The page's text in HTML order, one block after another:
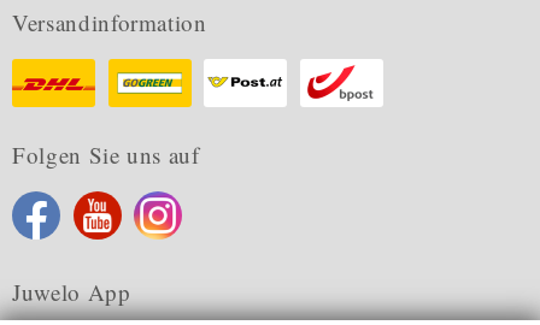
Versandinformation
Folgen Sie uns auf
Juwelo App